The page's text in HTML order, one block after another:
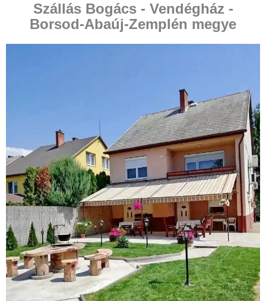
Szállás Bogács - Vendégház -
Borsod-Abaúj-Zemplén megye